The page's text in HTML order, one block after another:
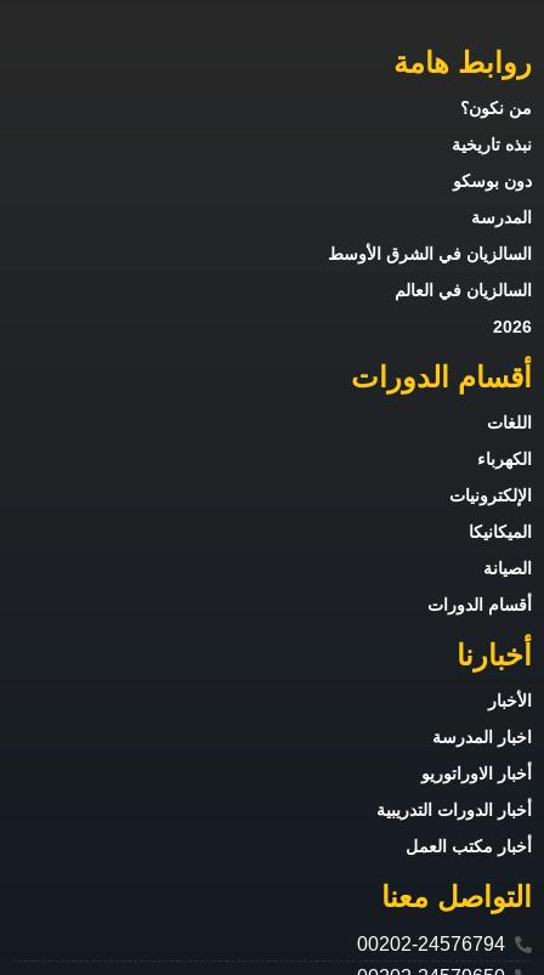
روابط هامة
من نكون؟
نبذه تاريخية
دون بوسكو
المدرسة
السالزيان في الشرق الأوسط
السالزيان في العالم
2026
أقسام الدورات
اللغات
الكهرباء
الإلكترونيات
الميكانيكا
الصيانة
أقسام الدورات
أخبارنا
الأخبار
اخبار المدرسة
أخبار الاوراتوريو
أخبار الدورات التدريبية
أخبار مكتب العمل
التواصل معنا
00202-24576794